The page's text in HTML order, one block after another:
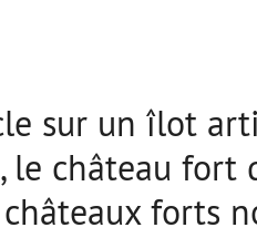
sur un îlot
le château fort
forts